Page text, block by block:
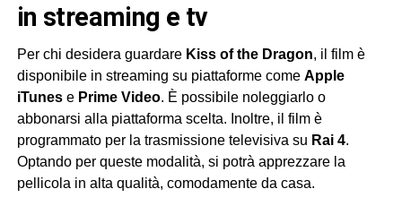
in streaming e tv
Per chi desidera guardare Kiss of the Dragon, il film è
disponibile in streaming su piattaforme come Apple
iTunese Prime Video. È possibile noleggiarlo o
abbonarsi alla piattaforma scelta. Inoltre, il film è
programmato per la trasmissione televisiva su Rai 4.
Optando per queste modalità, si potrà apprezzare la
pellicola in alta qualità, comodamente da casa.